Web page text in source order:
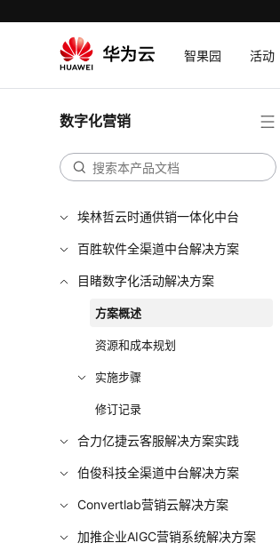
智果园 活动
数字化营销
埃林哲云时通供销一体化中台
百胜软件全渠道中台解决方案
目睹数字化活动解决方案
方案概述
资源和成本规划
实施步骤
修订记录
合力亿捷云客服解决方案实践
伯俊科技全渠道中台解决方案
Convertlab营销云解决方案
加推企业AIGC营销系统解决方案